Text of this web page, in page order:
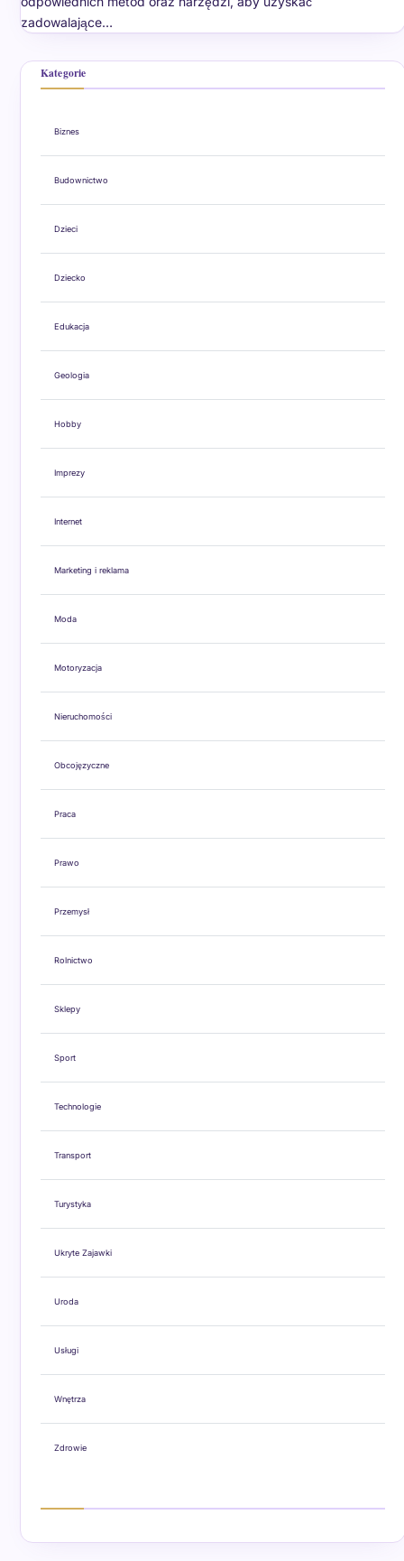
zadowalające…
Kategorie
Biznes
Budownictwo
Dzieci
Dziecko
Edukacja
Geologia
Hobby
Imprezy
Internet
Marketing i reklama
Moda
Motoryzacja
Nieruchomości
Obcojęzyczne
Praca
Prawo
Przemysł
Rolnictwo
Sklepy
Sport
Technologie
Transport
Turystyka
Ukryte Zajawki
Uroda
Usługi
Wnętrza
Zdrowie